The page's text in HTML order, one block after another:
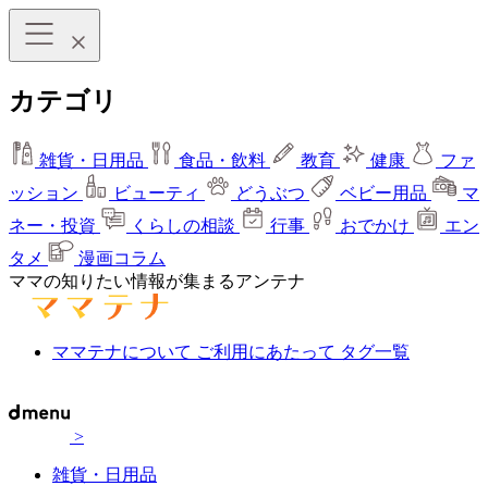
カテゴリ
雑貨・日用品 食品・飲料 教育 健康
ファ
ッション
ビューティ どうぶつ ベビー用品
マ
ネー・投資
くらしの相談 行事 おでかけ
エン
タメ
漫画コラム
ママの知りたい情報が集まるアンテナ
ママテナについて ご利用にあたって タグ一覧
>
雑貨・日用品